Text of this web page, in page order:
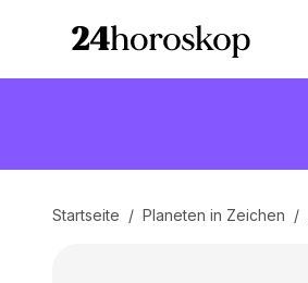
Startseite / Planeten in Zeichen /